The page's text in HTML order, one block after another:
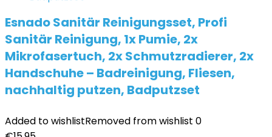
Esnado Sanitär Reinigungsset, Profi
Sanitär Reinigung, 1x Pumie, 2x
Mikrofasertuch, 2x Schmutzradierer, 2x
Handschuhe – Badreinigung, Fliesen,
nachhaltig putzen, Badputzset
Added to wishlistRemoved from wishlist 0